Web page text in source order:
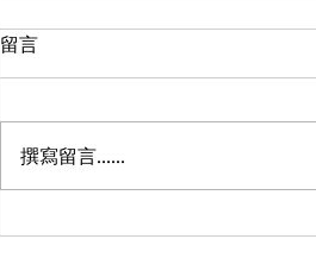
每周一抱 第018周
留言
撰寫留言......